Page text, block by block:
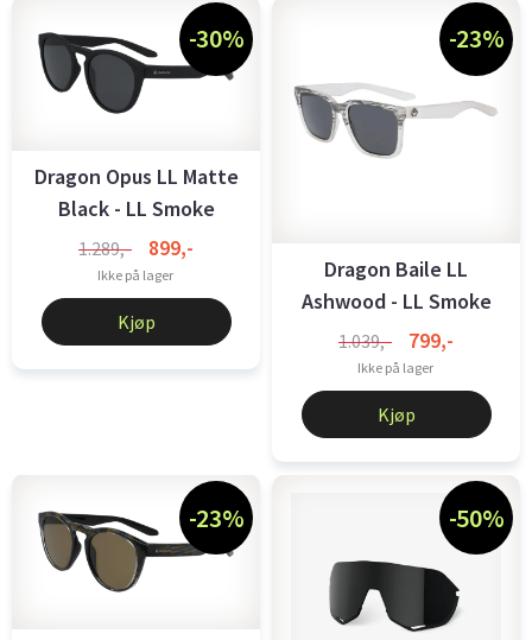
-30%
Dragon Opus LL Matte
Black - LL Smoke
1.289,- 899,-
Ikke på lager
Kjøp
-23%
Dragon Baile LL
Ashwood - LL Smoke
1.039,- 799,-
Ikke på lager
Kjøp
-23% -50%